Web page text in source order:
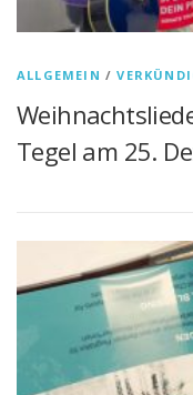
ALLGEMEIN /
Tegel am 25.